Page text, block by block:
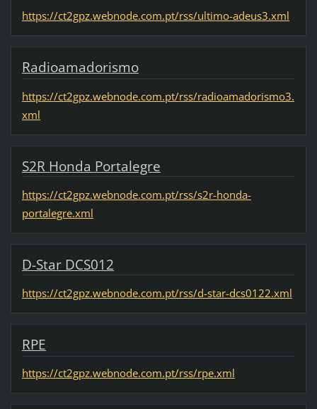
https://ct2gpz.webnode.com.pt/rss/ultimo-adeus3.xml
Radioamadorismo
https://ct2gpz.webnode.com.pt/rss/radioamadorismo3.
xml
S2R Honda Portalegre
https://ct2gpz.webnode.com.pt/rss/s2r-honda-
portalegre.xml
D-Star DCS012
https://ct2gpz.webnode.com.pt/rss/d-star-dcs0122.xml
RPE
https://ct2gpz.webnode.com.pt/rss/rpe.xml